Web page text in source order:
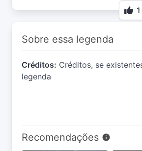
1
Sobre essa legenda
Créditos: Créditos, se
legenda
Recomendações